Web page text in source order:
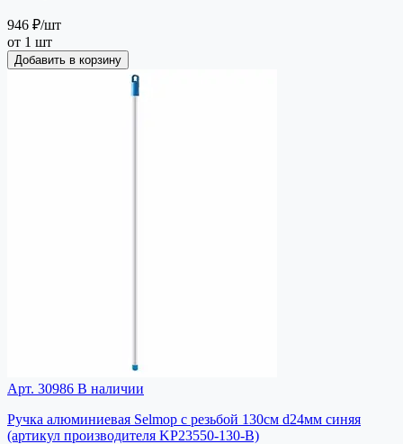
946 ₽/шт
от 1 шт
Добавить в корзину
Арт. 30986 В наличии
Ручка алюминиевая Selmop с резьбой 130см d24мм синяя
(артикул производителя KP23550-130-B)